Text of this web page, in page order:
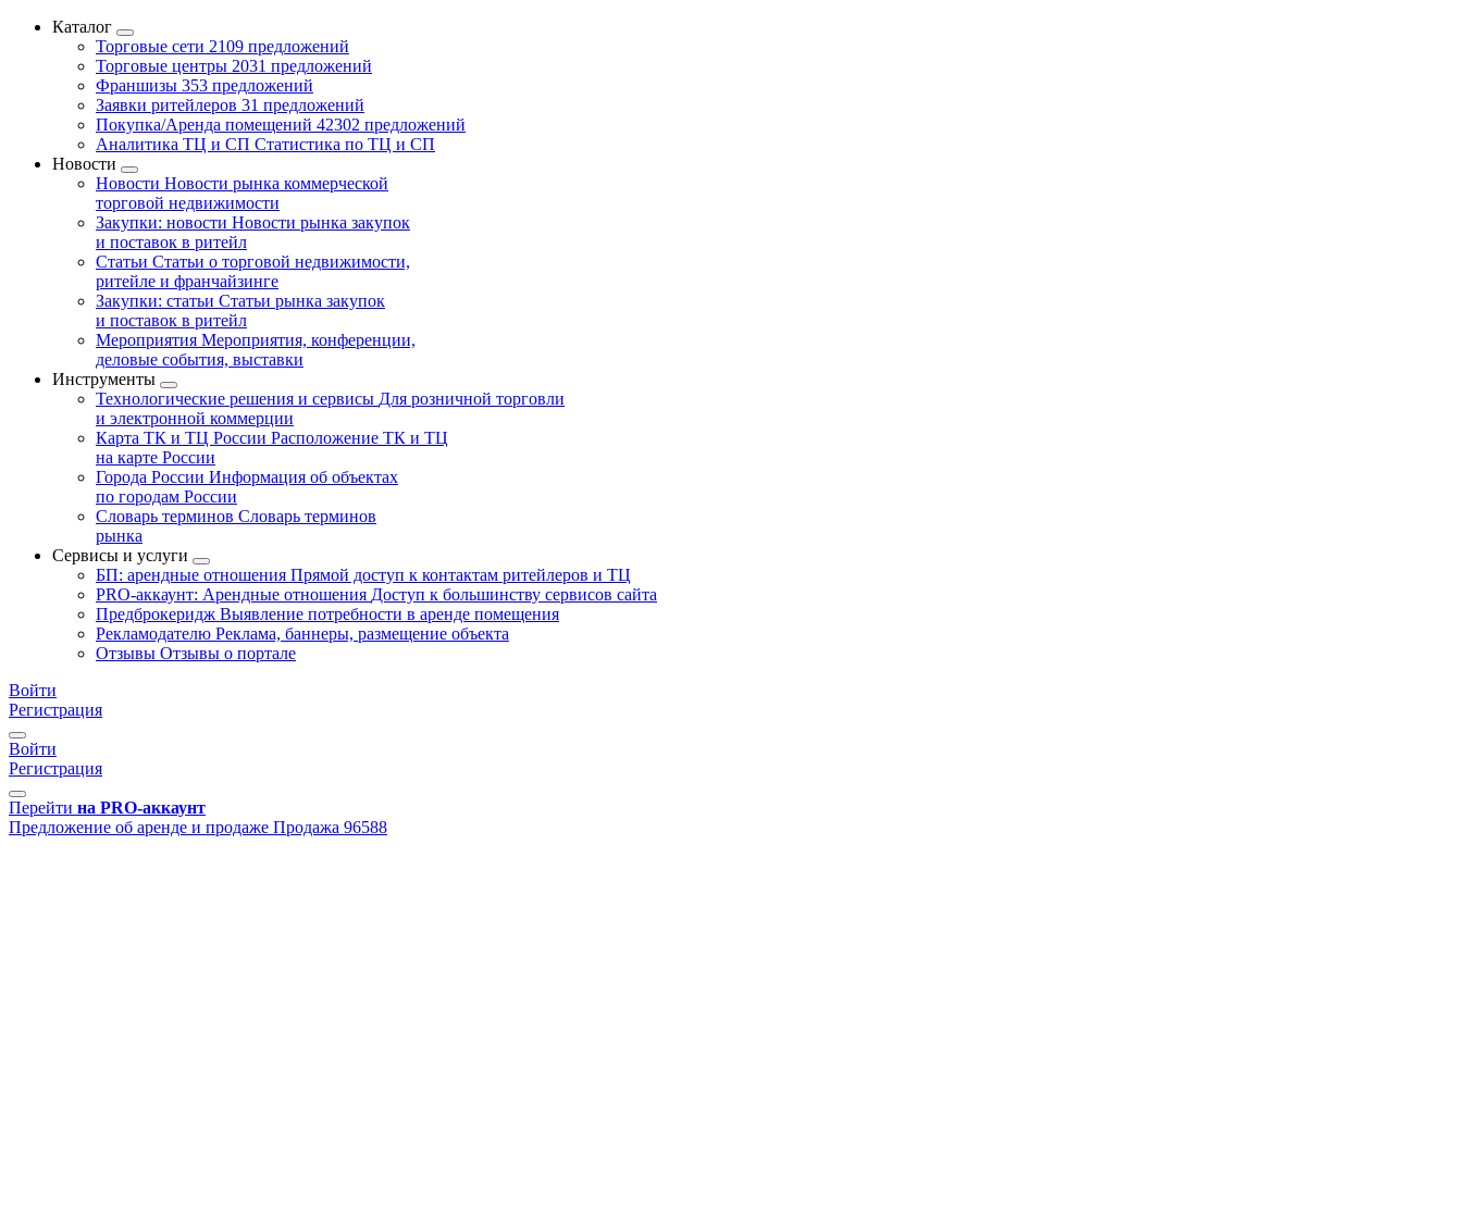
Каталог
Торговые сети 2109 предложений
Торговые центры 2031 предложений
Франшизы 353 предложений
Заявки ритейлеров 31 предложений
Покупка/Аренда помещений 42302 предложений
Аналитика ТЦ и СП Статистика по ТЦ и СП
Новости
Новости Новости рынка коммерческой
торговой недвижимости
Закупки: новости Новости рынка закупок
и поставок в ритейл
Статьи Статьи о торговой недвижимости,
ритейле и франчайзинге
Закупки: статьи Статьи рынка закупок
и поставок в ритейл
Мероприятия Мероприятия, конференции,
деловые события, выставки
Инструменты
Технологические решения и сервисы Для розничной торговли
и электронной коммерции
Карта ТК и ТЦ России Расположение ТК и ТЦ
на карте России
Города России Информация об объектах
по городам России
Словарь терминов Словарь терминов
рынка
Сервисы и услуги
БП: арендные отношения Прямой доступ к контактам ритейлеров и ТЦ
PRO-аккаунт: Арендные отношения Доступ к большинству сервисов сайта
Предброкеридж Выявление потребности в аренде помещения
Рекламодателю Реклама, баннеры, размещение объекта
Отзывы Отзывы о портале
Войти
Регистрация
Войти
Регистрация
Перейти на PRO-аккаунт
Предложение об аренде и продаже Продажа 96588